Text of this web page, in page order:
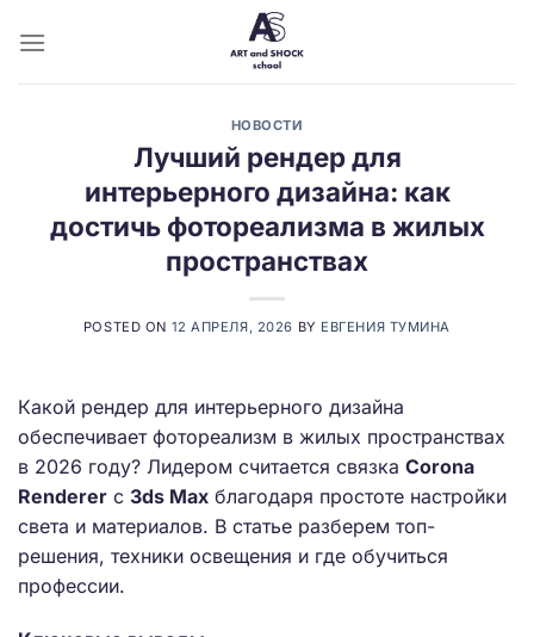
НОВОСТИ
Лучший рендер для
интерьерного дизайна: как
достичь фотореализма в жилых
пространствах
POSTED ON 12 АПРЕЛЯ, 2026 BY ЕВГЕНИЯ ТУМИНА
Какой рендер для интерьерного дизайна
обеспечивает фотореализм в жилых пространствах
в 2026 году? Лидером считается связка Corona
Renderer с 3ds Max благодаря простоте настройки
света и материалов. В статье разберем топ-
решения, техники освещения и где обучиться
профессии.